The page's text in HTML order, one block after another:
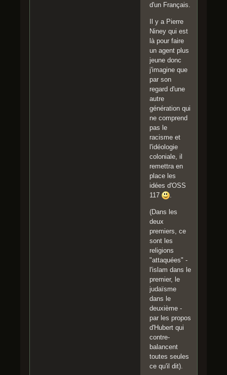
d'un Français.
Il y a Pierre
Niney qui est
là pour faire
un agent plus
jeune donc
j'imagine que
par son
regard d'une
autre
génération qui
ne comprend
pas le
racisme et
l'idéologie
coloniale, il
remettra en
place les
idées d'OSS
117
.
(Dans les
deux
premiers, ce
sont les
religions
"attaquées" -
l'islam dans le
premier, le
judaïsme
dans le
deuxième -
par les propos
d'Hubert qui
contre-
balancent
toutes seules
ce qu'il dit).